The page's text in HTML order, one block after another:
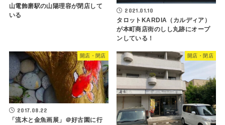
山電飾磨駅の山陽理容が閉店して
いる
2021.01.10
タロットKARDIA（カルディア）
が本町商店街のしし丸跡にオープ
ンしている！
開店・閉店
2017.08.22
「流木と金魚画展」＠好古園に行
開店・閉店